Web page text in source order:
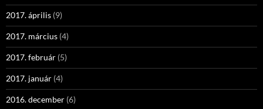
2017. április (9)
2017. március (4)
2017. február (5)
2017. január (4)
2016. december (6)